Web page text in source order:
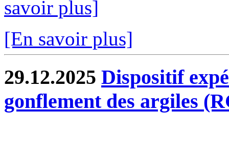
savoir plus]
[En savoir plus]
29.12.2025 Dispositif
gonflement des argiles